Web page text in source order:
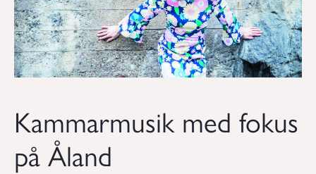
Kammarmusik med fokus
på Åland